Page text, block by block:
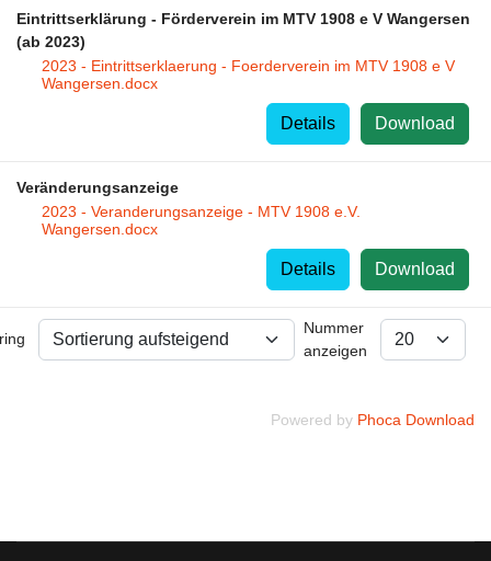
Eintrittserklärung - Förderverein im MTV 1908 e V Wangersen
(ab 2023)
2023 - Eintrittserklaerung - Foerderverein im MTV 1908 e V
Wangersen.docx
Download
Details
Veränderungsanzeige
2023 - Veranderungsanzeige - MTV 1908 e.V.
Wangersen.docx
Download
Details
Nummer
anzeigen
Powered by Phoca Download